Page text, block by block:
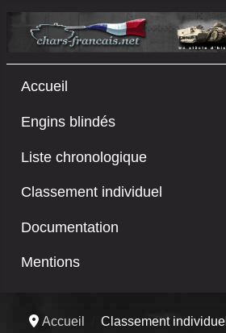
Accueil
Engins blindés
Liste chronologique
Classement individuel
Documentation
Mentions
Accueil
Classement individuel